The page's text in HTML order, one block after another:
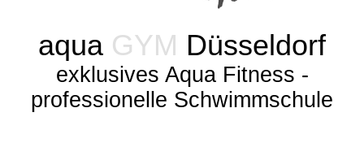
aqua GYM Düsseldorf
exklusives Aqua Fitness -
professionelle Schwimmschule